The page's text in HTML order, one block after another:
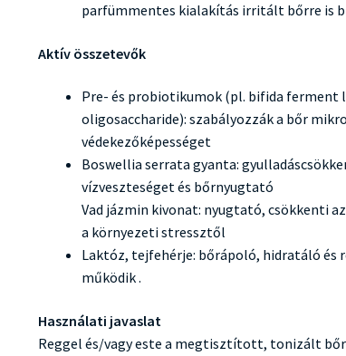
parfümmentes kialakítás irritált bőrre is
Aktív összetevők
Pre- és probiotikumok (pl. bifida ferment
oligosaccharide): szabályozzák a bőr
védekezőképességet
Boswellia serrata gyanta:
vízveszteséget és bőrnyugtató
Vad jázmin kivonat: nyugtató, csökkenti
a környezeti stressztől
Laktóz, tejfehérje: bőrápoló, hidratáló és
működik .
Használati javaslat
Reggel és/vagy este a megtisztított, tonizált